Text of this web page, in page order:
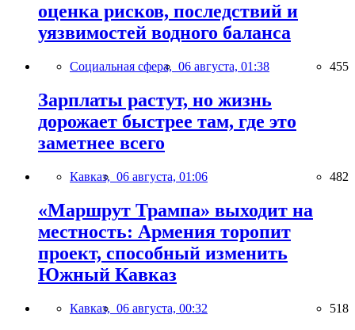
оценка рисков, последствий и
уязвимостей водного баланса
Социальная сфера, 06 августа, 01:38 455
Зарплаты растут, но жизнь
дорожает быстрее там, где это
заметнее всего
Кавказ, 06 августа, 01:06 482
«Маршрут Трампа» выходит на
местность: Армения торопит
проект, способный изменить
Южный Кавказ
Кавказ, 06 августа, 00:32 518